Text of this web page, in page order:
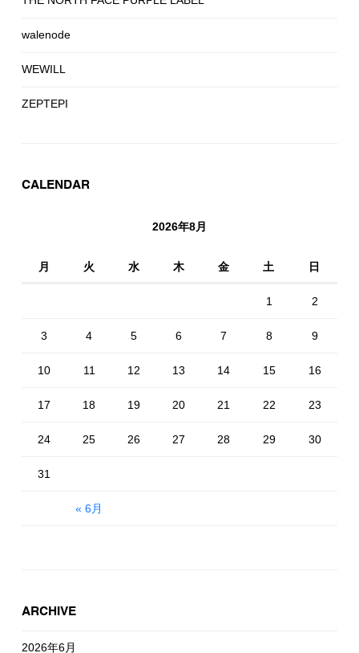
walenode
WEWILL
ZEPTEPI
CALENDAR
2026年8月
月 火 水 木 金 土 日
« 6月
1 2
3 4 5 6 7 8 9
10 11 12 13 14 15 16
17 18 19 20 21 22 23
24 25 26 27 28 29 30
31
ARCHIVE
2026年6月